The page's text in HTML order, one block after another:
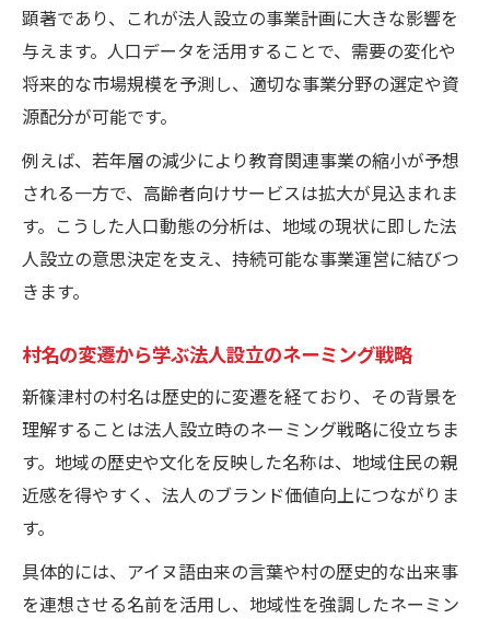
顕著であり、これが法人設立の事業計画に大きな影響を
与えます。人口データを活用することで、需要の変化や
将来的な市場規模を予測し、適切な事業分野の選定や資
源配分が可能です。
例えば、若年層の減少により教育関連事業の縮小が予想
される一方で、高齢者向けサービスは拡大が見込まれま
す。こうした人口動態の分析は、地域の現状に即した法
人設立の意思決定を支え、持続可能な事業運営に結びつ
きます。
村名の変遷から学ぶ法人設立のネーミング戦略
新篠津村の村名は歴史的に変遷を経ており、その背景を
理解することは法人設立時のネーミング戦略に役立ちま
す。地域の歴史や文化を反映した名称は、地域住民の親
近感を得やすく、法人のブランド価値向上につながりま
す。
具体的には、アイヌ語由来の言葉や村の歴史的な出来事
を連想させる名前を活用し、地域性を強調したネーミン